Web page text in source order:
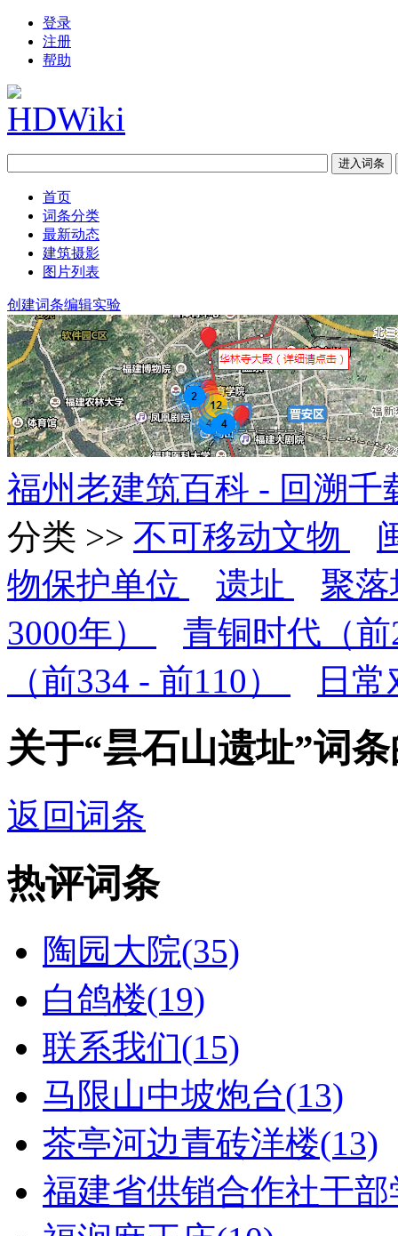
登录
注册
帮助
首页
词条分类
最新动态
建筑摄影
图片列表
创建词条编辑实验
福州老建筑百科 - 回溯
分类 >> 不可移动文物
物保护单位
遗址
聚
3000年）
青铜时代（
（前334 - 前110）
日
关于“昙石山遗址”词
返回词条
热评词条
陶园大院(35)
白鸽楼(19)
联系我们(15)
马限山中坡炮台(13)
茶亭河边青砖洋楼(13)
福建省供销合作社干